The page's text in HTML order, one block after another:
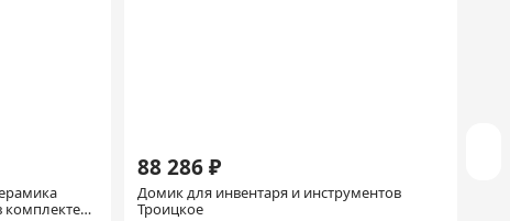
комплекте
88 286 ₽
Домик для инвентаря и инструментов
Троицкое